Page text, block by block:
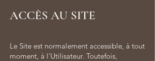
ACCÈS AU SITE
Le Site est normalement accessible, à tout
moment, à l'Utilisateur. Toutefois,